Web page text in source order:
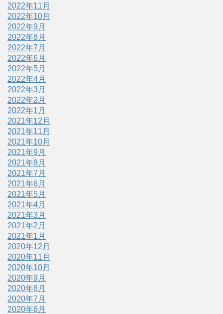
2022年11月
2022年10月
2022年9月
2022年8月
2022年7月
2022年6月
2022年5月
2022年4月
2022年3月
2022年2月
2022年1月
2021年12月
2021年11月
2021年10月
2021年9月
2021年8月
2021年7月
2021年6月
2021年5月
2021年4月
2021年3月
2021年2月
2021年1月
2020年12月
2020年11月
2020年10月
2020年9月
2020年8月
2020年7月
2020年6月